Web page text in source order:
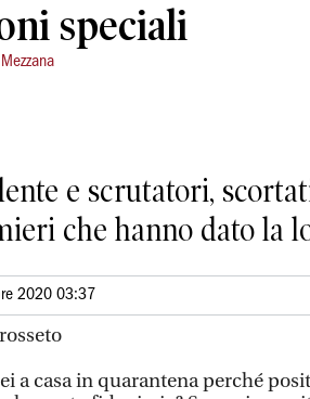
speciali
e scrutatori,
che hanno dato la
2020 03:37
a casa in quarantena perché